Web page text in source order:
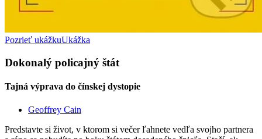
Pozrieť ukážkuUkážka
Dokonalý policajný štát
Tajná výprava do čínskej dystopie
Geoffrey Cain
Predstavte si život, v ktorom si večer ľahnete vedľa svojho partnera